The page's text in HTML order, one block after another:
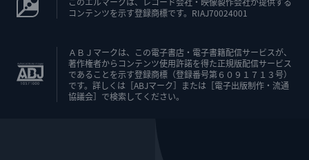
コンテンツを示す登録商標です。RIAJ70024001
ＡＢＪマークは、この電子書店・電子書籍配信サービスが、
著作権者からコンテンツ使用許諾を得た正規版配信サービス
であることを示す登録商標（登録番号第６０９１７１３号）
です。詳しくは［ABJマーク］または［電子出版制作・流通
協議会］で検索してください。